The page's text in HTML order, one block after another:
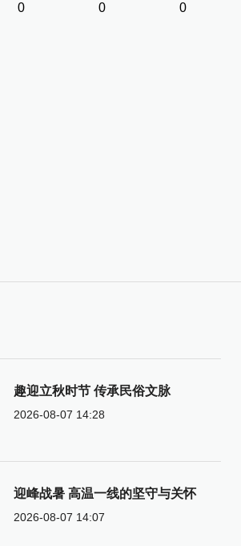
0 0 0
趣迎立秋时节 传承民俗文脉
2026-08-07 14:28
迎峰战暑 高温一线的坚守与关怀
2026-08-07 14:07